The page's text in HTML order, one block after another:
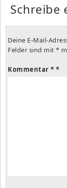
Schreibe
Deine E-Mail-
Felder sind mit *
Kommentar *